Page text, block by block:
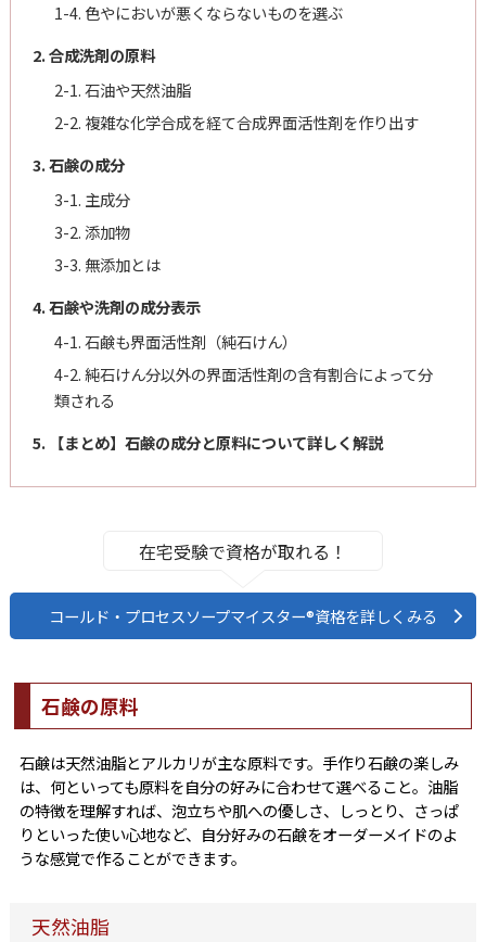
1-4. 色やにおいが悪くならないものを選ぶ
2. 合成洗剤の原料
2-1. 石油や天然油脂
2-2. 複雑な化学合成を経て合成界面活性剤を作り出す
3. 石鹸の成分
3-1. 主成分
3-2. 添加物
3-3. 無添加とは
4. 石鹸や洗剤の成分表示
4-1. 石鹸も界面活性剤（純石けん）
4-2. 純石けん分以外の界面活性剤の含有割合によって分
類される
5. 【まとめ】石鹸の成分と原料について詳しく解説
在宅受験で資格が取れる！
コールド・プロセスソープマイスター®資格を詳しくみる
石鹸の原料
石鹸は天然油脂とアルカリが主な原料です。手作り石鹸の楽しみ
は、何といっても原料を自分の好みに合わせて選べること。油脂
の特徴を理解すれば、泡立ちや肌への優しさ、しっとり、さっぱ
りといった使い心地など、自分好みの石鹸をオーダーメイドのよ
うな感覚で作ることができます。
天然油脂